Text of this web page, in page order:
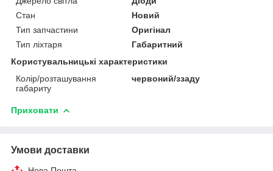
Стан
Новий
Тип запчастини
Оригінал
Тип ліхтаря
Габаритний
Користувальницькі характеристики
Колір/розташування
габариту
червоний/ззаду
Приховати
Умови доставки